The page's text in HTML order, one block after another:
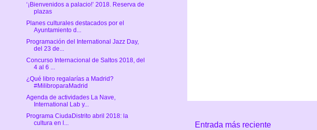
Entrada más reciente
‘¡Bienvenidos a palacio!’ 2018. Reserva de
plazas
Planes culturales destacados por el
Ayuntamiento d...
Programación del International Jazz Day,
del 23 de...
Concurso Internacional de Saltos 2018, del
4 al 6 ...
¿Qué libro regalarías a Madrid?
#MilibroparaMadrid
Agenda de actividades La Nave,
International Lab y...
Programa CiudaDistrito abril 2018: la
cultura en l...